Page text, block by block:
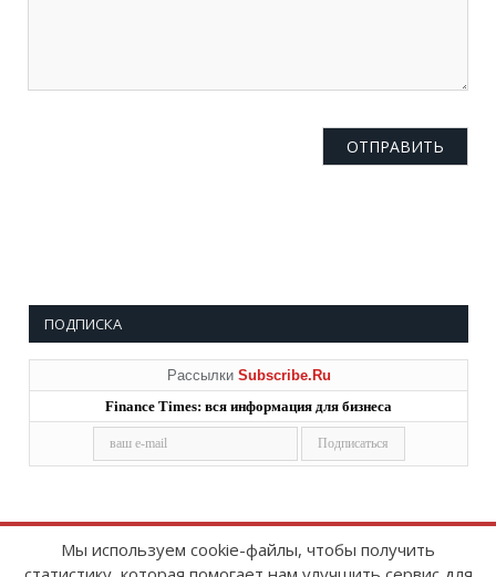
ПОДПИСКА
Рассылки Subscribe.Ru
Finance Times: вся информация для бизнеса
Мы используем cookie-файлы, чтобы получить